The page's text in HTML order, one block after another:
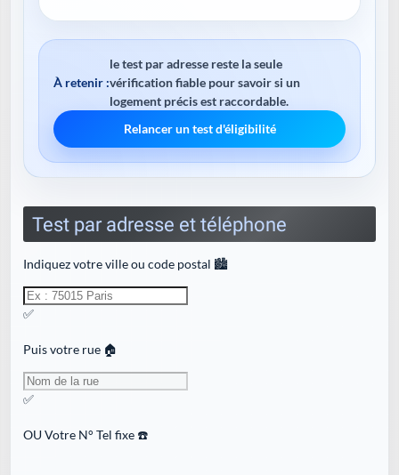
À retenir :
le test par adresse reste la seule
vérification fiable pour savoir si un
logement précis est raccordable.
Relancer un test d'éligibilité
Test par adresse et téléphone
Indiquez votre ville ou code postal 🏙️
✅
Puis votre rue 🏠
✅
OUVotre N° Tel fixe ☎️